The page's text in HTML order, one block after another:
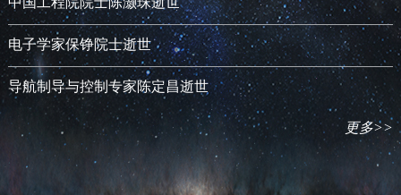
电子学家保铮院士逝世
导航制导与控制专家陈定昌逝世
更多>>